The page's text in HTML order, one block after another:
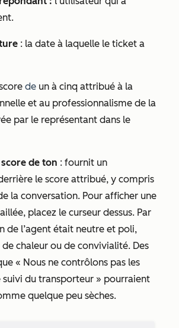
: la date à laquelle le ticket a
de un à cinq attribué à la
et au professionnalisme de la
par le représentant dans le
de ton : fournit un
le score attribué, y compris
la conversation. Pour afficher une
placez le curseur dessus. Par
de l’agent était neutre et poli,
chaleur ou de convivialité. Des
« Nous ne contrôlons pas les
suivi du transporteur » pourraient
quelque peu sèches.